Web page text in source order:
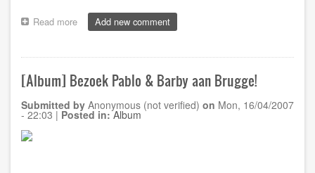
Read more about
[Album]
upgraded
Add new comment
[Album] Bezoek Pablo & Barby aan Brugge!
Submitted by Anonymous (not verified) on Mon, 16/04/2007
- 22:03 | Posted in:Album